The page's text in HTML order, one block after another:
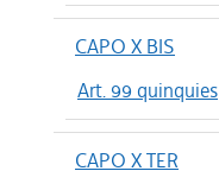
CAPO X BIS
Art. 99 quinquies
CAPO X TER